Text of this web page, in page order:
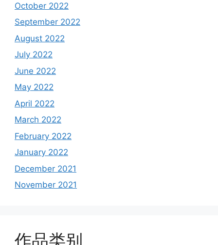
October 2022
September 2022
August 2022
July 2022
June 2022
May 2022
April 2022
March 2022
February 2022
January 2022
December 2021
November 2021
作品类别